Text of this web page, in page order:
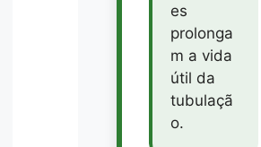
es
prolonga
m a vida
útil da
tubulaçã
o.